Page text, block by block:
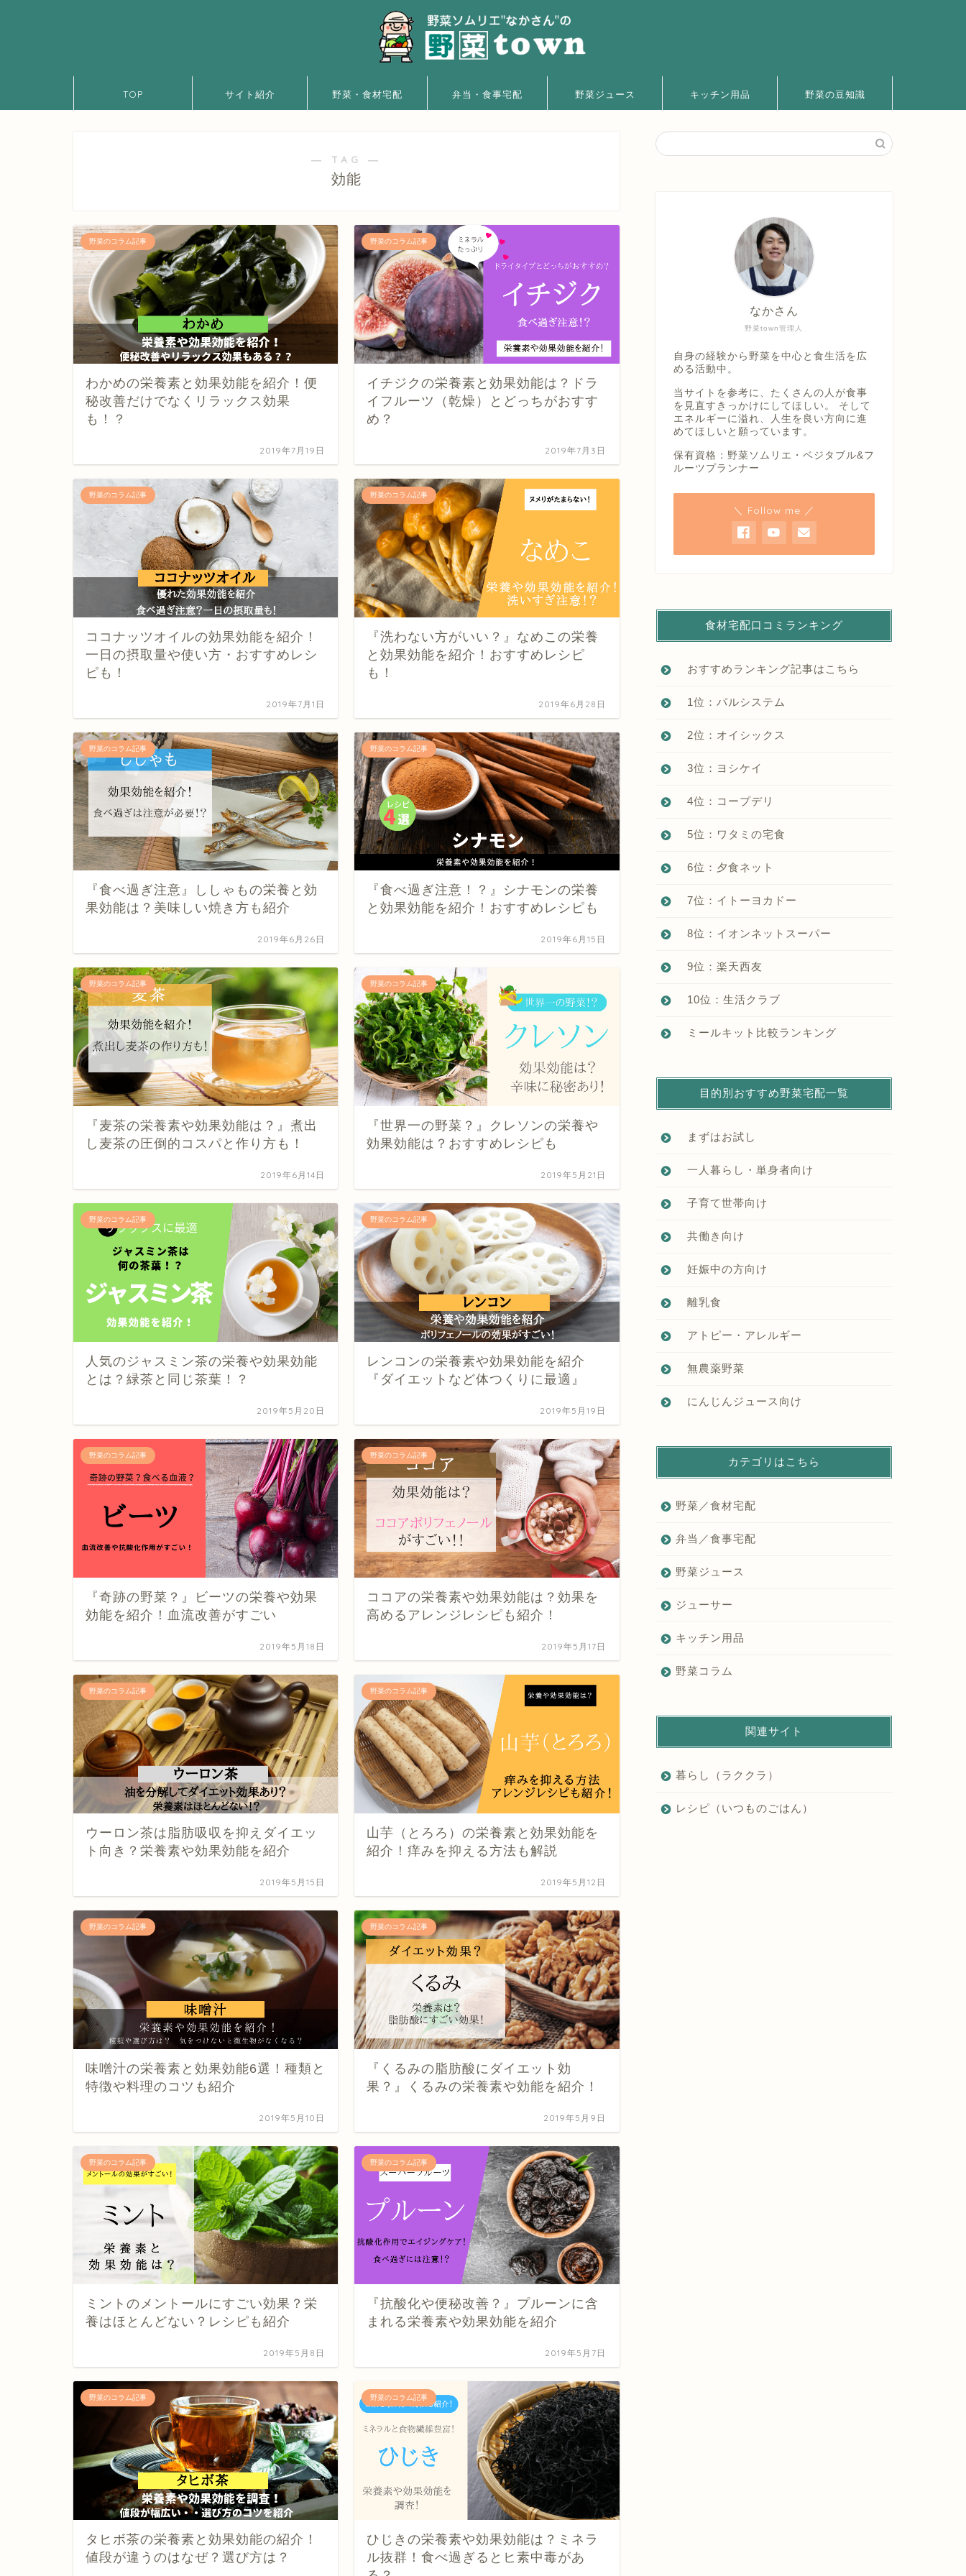
TOP サイト紹介 野菜・食材宅配 弁当・食事宅配 野菜ジュース キッチン用品 野菜の豆知識
― TAG ―
効能
野菜のコラム記事
わかめの栄養素と効果効能を紹介！便
秘改善だけでなくリラックス効果
も！？
2019年7月19日
野菜のコラム記事
イチジクの栄養素と効果効能は？ドラ
イフルーツ（乾燥）とどっちがおすす
め？
2019年7月3日
野菜のコラム記事
ココナッツオイルの効果効能を紹介！
一日の摂取量や使い方・おすすめレシ
ピも！
2019年7月1日
野菜のコラム記事
『洗わない方がいい？』なめこの栄養
と効果効能を紹介！おすすめレシピ
も！
2019年6月28日
野菜のコラム記事
『食べ過ぎ注意』ししゃもの栄養と効
果効能は？美味しい焼き方も紹介
2019年6月26日
野菜のコラム記事
『食べ過ぎ注意！？』シナモンの栄養
と効果効能を紹介！おすすめレシピも
2019年6月15日
野菜のコラム記事
『麦茶の栄養素や効果効能は？』煮出
し麦茶の圧倒的コスパと作り方も！
2019年6月14日
野菜のコラム記事
『世界一の野菜？』クレソンの栄養や
効果効能は？おすすめレシピも
2019年5月21日
野菜のコラム記事
人気のジャスミン茶の栄養や効果効能
とは？緑茶と同じ茶葉！？
2019年5月20日
野菜のコラム記事
レンコンの栄養素や効果効能を紹介
『ダイエットなど体つくりに最適』
2019年5月19日
野菜のコラム記事
『奇跡の野菜？』ビーツの栄養や効果
効能を紹介！血流改善がすごい
2019年5月18日
野菜のコラム記事
ココアの栄養素や効果効能は？効果を
高めるアレンジレシピも紹介！
2019年5月17日
野菜のコラム記事
ウーロン茶は脂肪吸収を抑えダイエッ
ト向き？栄養素や効果効能を紹介
2019年5月15日
野菜のコラム記事
山芋（とろろ）の栄養素と効果効能を
紹介！痒みを抑える方法も解説
2019年5月12日
野菜のコラム記事
味噌汁の栄養素と効果効能6選！種類と
特徴や料理のコツも紹介
2019年5月10日
野菜のコラム記事
『くるみの脂肪酸にダイエット効
果？』くるみの栄養素や効能を紹介！
2019年5月9日
野菜のコラム記事
ミントのメントールにすごい効果？栄
養はほとんどない？レシピも紹介
2019年5月8日
野菜のコラム記事
『抗酸化や便秘改善？』プルーンに含
まれる栄養素や効果効能を紹介
2019年5月7日
野菜のコラム記事
タヒボ茶の栄養素と効果効能の紹介！
値段が違うのはなぜ？選び方は？
野菜のコラム記事
ひじきの栄養素や効果効能は？ミネラ
ル抜群！食べ過ぎるとヒ素中毒があ
野菜town管理人
なかさん
自身の経験から野菜を中心と食生活を広
める活動中。
当サイトを参考に、たくさんの人が食事
を見直すきっかけにしてほしい。 そして
エネルギーに溢れ、人生を良い方向に進
めてほしいと願っています。
保有資格：野菜ソムリエ・ベジタブル&フ
ルーツプランナー
＼ Follow me ／
食材宅配口コミランキング
おすすめランキング記事はこちら
1位：パルシステム
2位：オイシックス
3位：ヨシケイ
4位：コープデリ
5位：ワタミの宅食
6位：夕食ネット
7位：イトーヨカドー
8位：イオンネットスーパー
9位：楽天西友
10位：生活クラブ
ミールキット比較ランキング
目的別おすすめ野菜宅配一覧
まずはお試し
一人暮らし・単身者向け
子育て世帯向け
共働き向け
妊娠中の方向け
離乳食
アトピー・アレルギー
無農薬野菜
にんじんジュース向け
カテゴリはこちら
野菜／食材宅配
弁当／食事宅配
野菜ジュース
ジューサー
キッチン用品
野菜コラム
関連サイト
暮らし（ラククラ）
レシピ（いつものごはん）